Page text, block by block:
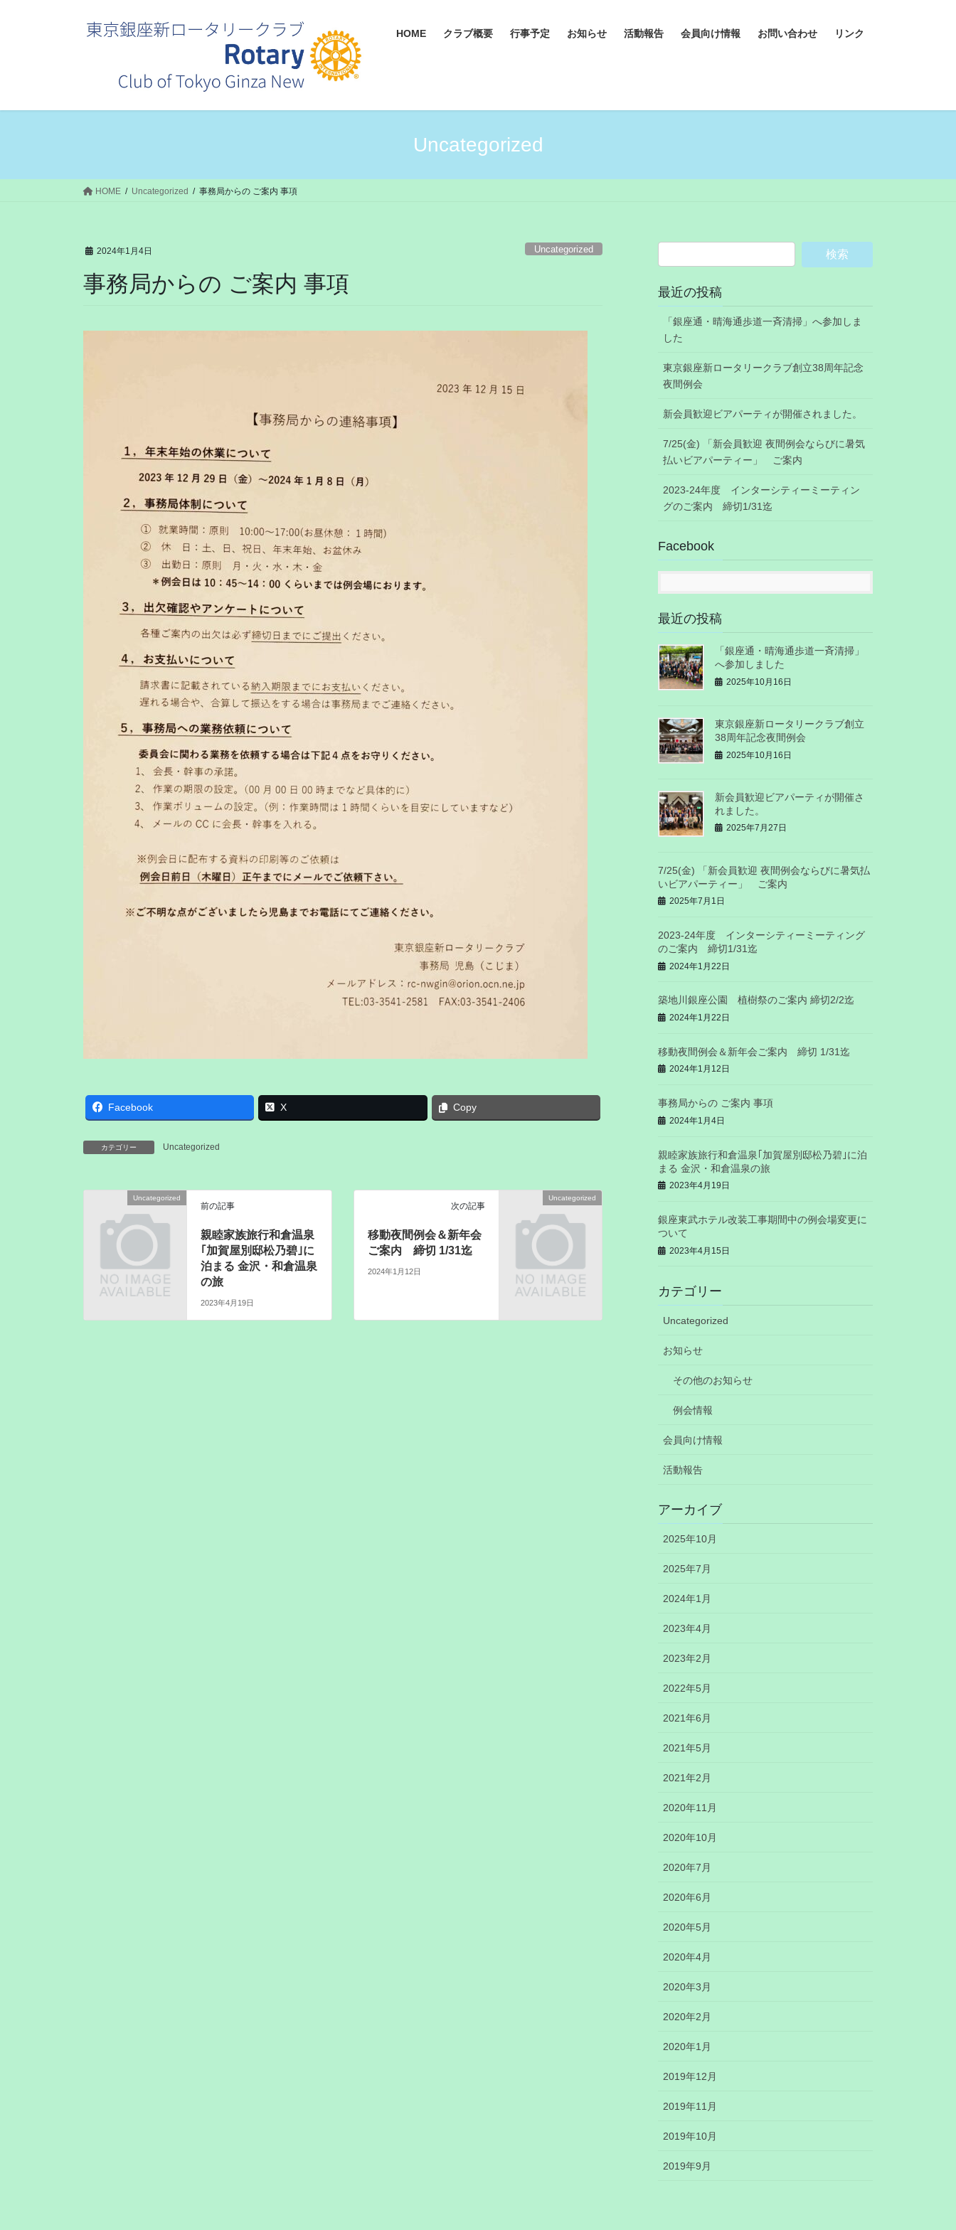
ス
ン
HOME クラブ概要 行事予定 お知らせ 活動報告 会員向け情報 お問い合わせ リンク
Uncategorized
HOME Uncategorized 事務局からの ご案内 事項
2024年1月4日 Uncategorized
事務局からの ご案内 事項
Facebook X Copy
カテゴリー Uncategorized
Uncategorized
前の記事
親睦家族旅行和倉温泉
｢加賀屋別邸松乃碧｣に
泊まる 金沢・和倉温泉
の旅
2023年4月19日
Uncategorized
次の記事
移動夜間例会＆新年会
ご案内 締切 1/31迄
2024年1月12日
最近の投稿
「銀座通・晴海通歩道一斉清掃」へ参加しま
した
東京銀座新ロータリークラブ創立38周年記念
夜間例会
新会員歓迎ビアパーティが開催されました。
7/25(金) 「新会員歓迎 夜間例会ならびに暑気
払いビアパーティー」 ご案内
2023-24年度 インターシティーミーティン
グのご案内 締切1/31迄
Facebook
最近の投稿
「銀座通・晴海通歩道一斉清掃」
へ参加しました
2025年10月16日
東京銀座新ロータリークラブ創立
38周年記念夜間例会
2025年10月16日
新会員歓迎ビアパーティが開催さ
れました。
2025年7月27日
7/25(金) 「新会員歓迎 夜間例会ならびに暑気払
いビアパーティー」 ご案内
2025年7月1日
2023-24年度 インターシティーミーティング
のご案内 締切1/31迄
2024年1月22日
築地川銀座公園 植樹祭のご案内 締切2/2迄
2024年1月22日
移動夜間例会＆新年会ご案内 締切 1/31迄
2024年1月12日
事務局からの ご案内 事項
2024年1月4日
親睦家族旅行和倉温泉｢加賀屋別邸松乃碧｣に泊
まる 金沢・和倉温泉の旅
2023年4月19日
銀座東武ホテル改装工事期間中の例会場変更に
ついて
2023年4月15日
カテゴリー
Uncategorized
お知らせ
その他のお知らせ
例会情報
会員向け情報
活動報告
アーカイブ
2025年10月
2025年7月
2024年1月
2023年4月
2023年2月
2022年5月
2021年6月
2021年5月
2021年2月
2020年11月
2020年10月
2020年7月
2020年6月
2020年5月
2020年4月
2020年3月
2020年2月
2020年1月
2019年12月
2019年11月
2019年10月
2019年9月